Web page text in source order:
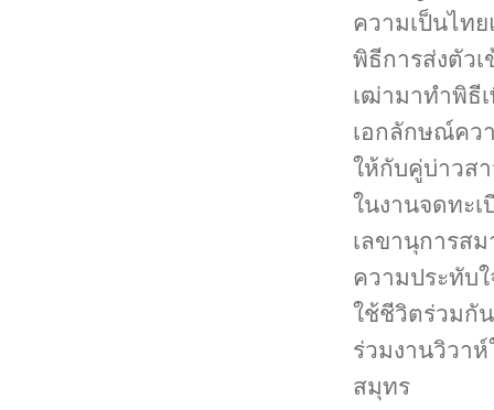
ความเป็นไท
พิธีการส่งตัว
เฒ่ามาทำพิธี
เอกลักษณ์คว
ให้กับคู่บ่าวส
ในงานจดทะ
เลขานุการส
ความประทับ
ใช้ชีวิตร่วมกั
ร่วมงานวิวา
สมุทร